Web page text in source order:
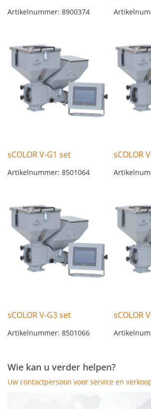
Artikelnummer: 8900374
sCOLOR V-G1 set
Artikelnummer: 8501064
sCOLOR
sCOLOR V-G3 set
Artikelnummer: 8501066
sCOLOR
Wie kan u verder helpen?
Uw contactpersoon voor service en